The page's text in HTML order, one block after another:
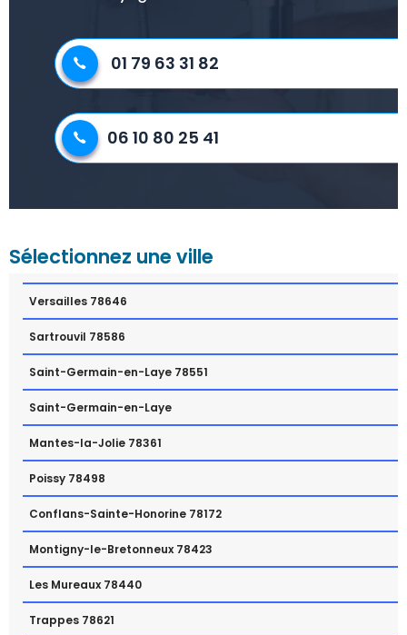
01 79 63 31 82
06 10 80 25 41
Sélectionnez une ville
Versailles 78646
Sartrouvil 78586
Saint-Germain-en-Laye 78551
Saint-Germain-en-Laye
Mantes-la-Jolie 78361
Poissy 78498
Conflans-Sainte-Honorine 78172
Montigny-le-Bretonneux 78423
Les Mureaux 78440
Trappes 78621